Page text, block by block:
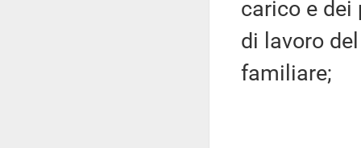
carico e
di lavoro
familiare;